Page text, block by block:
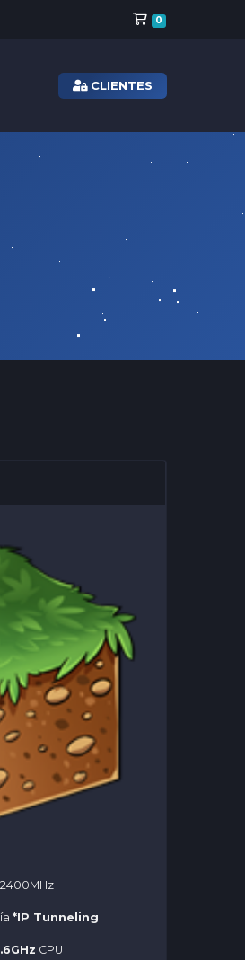
0 Carro de
CLIENTES
*IP Tunneling
CPU